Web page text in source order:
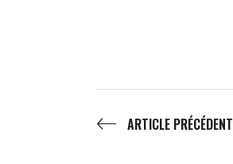
ARTICLE PRÉCÉDENT